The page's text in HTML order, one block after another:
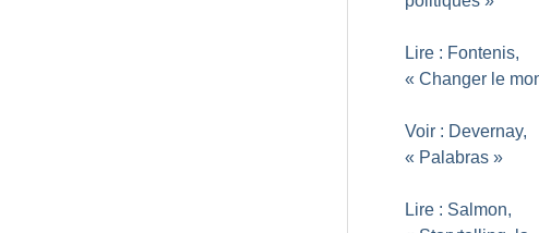
Lire : Fontenis,
« Changer le
Voir : Devernay,
« Palabras »
Lire : Salmon,